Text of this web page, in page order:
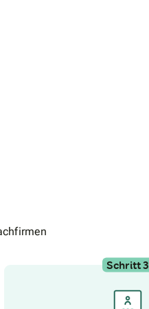
Schritt 3